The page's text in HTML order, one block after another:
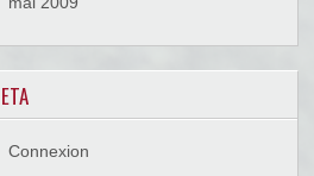
Connexion